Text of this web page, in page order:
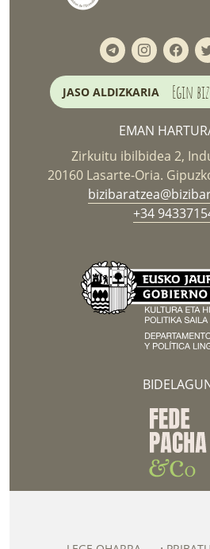
JASO ALDIZKARIA Egin
EMAN
Zirkuitu ibilbidea 2,
20160 Lasarte-Oria.
+34